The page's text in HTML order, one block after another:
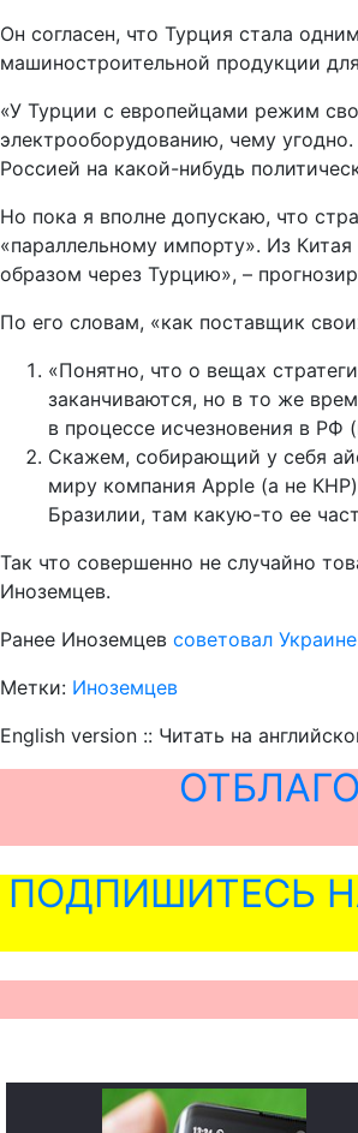
Он согласен, что Турция стала
машиностроительной продукции
«У Турции с европейцами режим
электрооборудованию, чему
Россией на какой-нибудь
Но пока я вполне допускаю, что
«параллельному импорту». Из
образом через Турцию», –
По его словам, «как поставщик
«Понятно, что о вещах
заканчиваются, но в то же
в процессе исчезновения в
Скажем, собирающий у себя
миру компания Apple (а не
Бразилии, там какую-то ее
Так что совершенно не случайно
Иноземцев.
Ранее Иноземцев советовал Украине
Метки: Иноземцев
English version :: Читать на
ПОДПИШИТЕСЬ